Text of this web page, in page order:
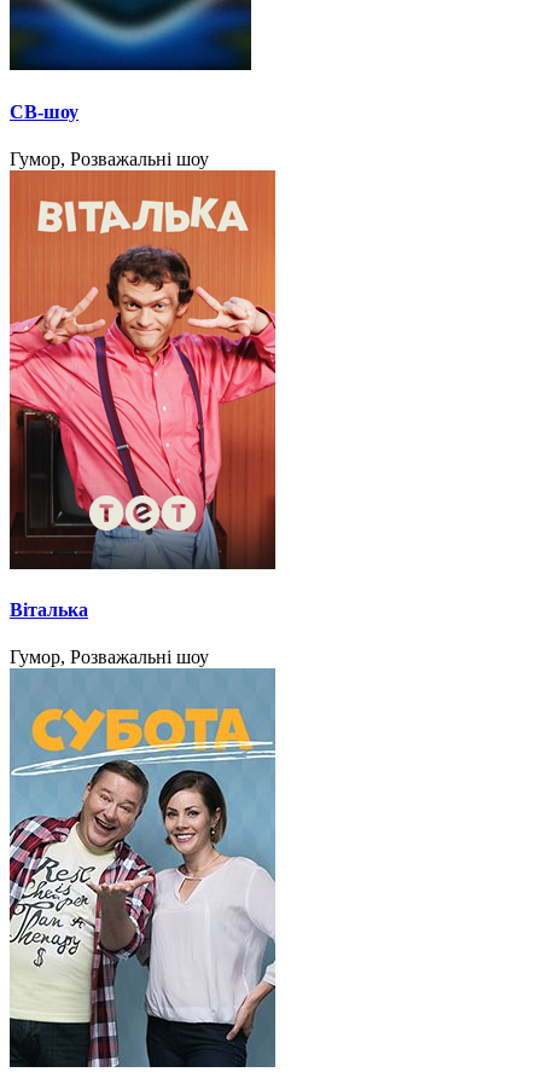
СВ-шоу
Гумор, Розважальні шоу
Віталька
Гумор, Розважальні шоу